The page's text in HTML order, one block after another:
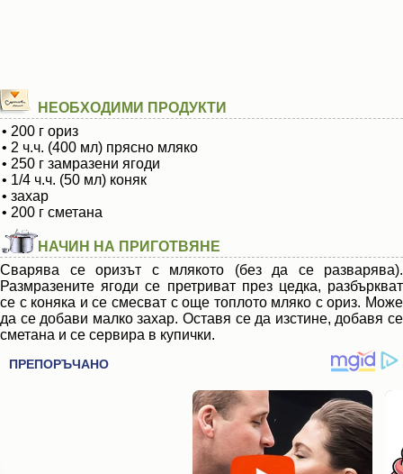
НЕОБХОДИМИ ПРОДУКТИ
• 200 г ориз
• 2 ч.ч. (400 мл) прясно мляко
• 250 г замразени ягоди
• 1/4 ч.ч. (50 мл) коняк
• захар
• 200 г сметана
НАЧИН НА ПРИГОТВЯНЕ
Сварява се оризът с млякото (без да се разварява).
Размразените ягоди се претриват през цедка, разбъркват
се с коняка и се смесват с още топлото мляко с ориз. Може
да се добави малко захар. Оставя се да изстине, добавя се
сметана и се сервира в купички.